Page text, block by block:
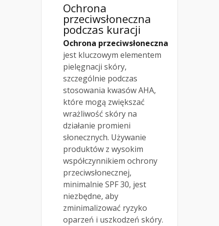
Ochrona
przeciwsłoneczna
podczas kuracji
Ochrona przeciwsłoneczna
jest kluczowym elementem
pielęgnacji skóry,
szczególnie podczas
stosowania kwasów AHA,
które mogą zwiększać
wrażliwość skóry na
działanie promieni
słonecznych. Używanie
produktów z wysokim
współczynnikiem ochrony
przeciwsłonecznej,
minimalnie SPF 30, jest
niezbędne, aby
zminimalizować ryzyko
oparzeń i uszkodzeń skóry.